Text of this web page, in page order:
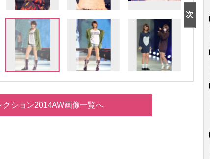
クション2014AW画像一覧へ